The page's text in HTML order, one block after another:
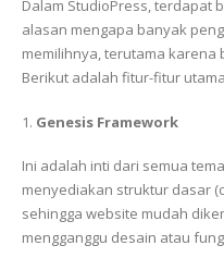
Dalam StudioPress, terdapat
alasan mengapa banyak
memilihnya, terutama karena
Berikut adalah fitur-fitur
1. Genesis Framework
Ini adalah inti dari semua
menyediakan struktur dasar
sehingga website mudah
mengganggu desain atau